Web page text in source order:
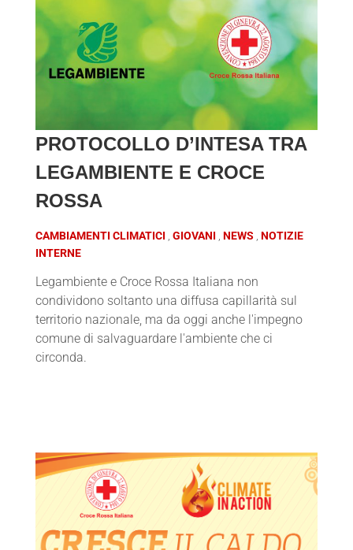
PROTOCOLLO D’INTESA TRA
LEGAMBIENTE E CROCE
ROSSA
CAMBIAMENTI CLIMATICI GIOVANI NEWS
NOTIZIE
INTERNE
Legambiente e Croce Rossa Italiana non
condividono soltanto una diffusa capillarità sul
territorio nazionale, ma da oggi anche l'impegno
comune di salvaguardare l'ambiente che ci
circonda.